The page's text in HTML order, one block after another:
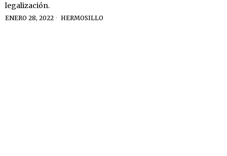
legalización.
ENERO 28, 2022 HERMOSILLO